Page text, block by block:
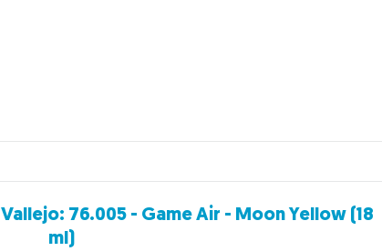
Vallejo: 76.005 - Game Air - Moon Yellow (18
ml)